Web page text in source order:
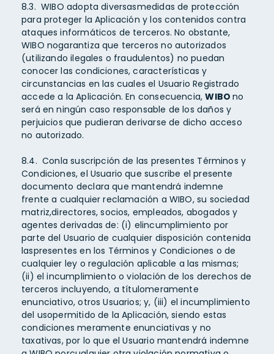
8.3. WIBO adopta diversasmedidas de protección
para proteger la Aplicación y los contenidos contra
ataques informáticos de terceros. No obstante,
WIBO nogarantiza que terceros no autorizados
(utilizando ilegales o fraudulentos) no puedan
conocer las condiciones, características y
circunstancias en las cuales el Usuario Registrado
accede a la Aplicación. En consecuencia,WIBOno
será en ningún caso responsable de los daños y
perjuicios que pudieran derivarse de dicho acceso
no autorizado.
8.4. Conla suscripción de las presentes Términos y
Condiciones, el Usuario que suscribe el presente
documento declara que mantendrá indemne
frente a cualquier reclamación a WIBO, su sociedad
matriz,directores, socios, empleados, abogados y
agentes derivadas de: (i) elincumplimiento por
parte del Usuario de cualquier disposición contenida
laspresentes en los Términos y Condiciones o de
cualquier ley o regulación aplicable a las mismas;
(ii) el incumplimiento o violación de los derechos de
terceros incluyendo, a títulomeramente
enunciativo, otros Usuarios; y, (iii) el incumplimiento
del usopermitido de la Aplicación, siendo estas
condiciones meramente enunciativas y no
taxativas, por lo que el Usuario mantendrá indemne